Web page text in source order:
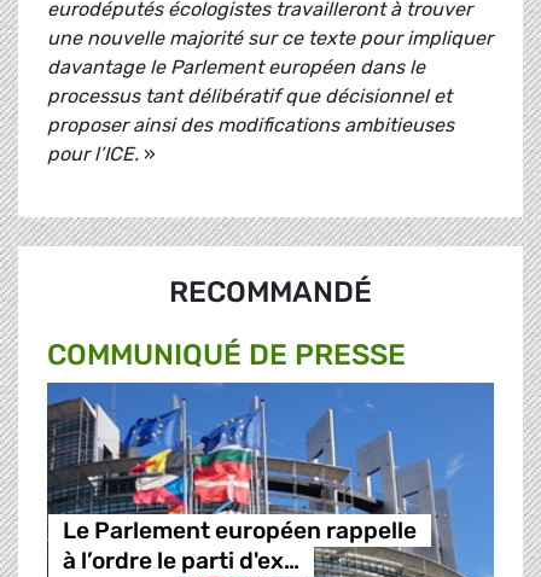
eurodéputés écologistes travailleront à trouver
une nouvelle majorité sur ce texte pour impliquer
davantage le Parlement européen dans le
processus tant délibératif que décisionnel et
proposer ainsi des modifications ambitieuses
pour l’ICE. »
RECOMMANDÉ
COMMUNIQUÉ DE PRESSE
Le Parlement européen rappelle
à l’ordre le parti d'ex…